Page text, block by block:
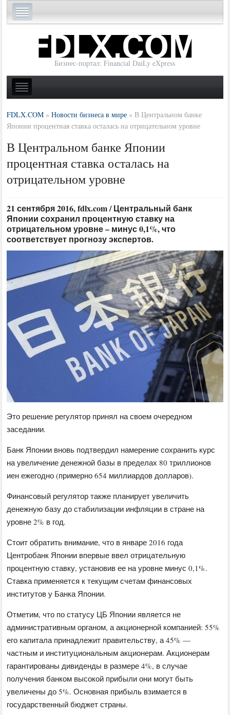
Бизнес-портал: Financial DaiLy eXpress
FDLX.COM »Новости бизнеса в мире »В Центральном банке
Японии процентная ставка осталась на отрицательном уровне
В Центральном банке Японии
процентная ставка осталась на
отрицательном уровне
21 сентября 2016, fdlx.com / Центральный банк
Японии сохранил процентную ставку на
отрицательном уровне – минус 0,1%, что
соответствует прогнозу экспертов.
Это решение регулятор принял на своем очередном
заседании.
Банк Японии вновь подтвердил намерение сохранить курс
на увеличение денежной базы в пределах 80 триллионов
иен ежегодно (примерно 654 миллиардов долларов).
Финансовый регулятор также планирует увеличить
денежную базу до стабилизации инфляции в стране на
уровне 2% в год.
Стоит обратить внимание, что в январе 2016 года
Центробанк Японии впервые ввел отрицательную
процентную ставку, установив ее на уровне минус 0,1%.
Ставка применяется к текущим счетам финансовых
институтов у Банка Японии.
Отметим, что по статусу ЦБ Японии является не
административным органом, а акционерной компанией: 55%
его капитала принадлежит правительству, а 45% —
частным и институциональным акционерам. Акционерам
гарантированы дивиденды в размере 4%, в случае
получения банком высокой прибыли они могут быть
увеличены до 5%. Основная прибыль взимается в
государственный бюджет страны.